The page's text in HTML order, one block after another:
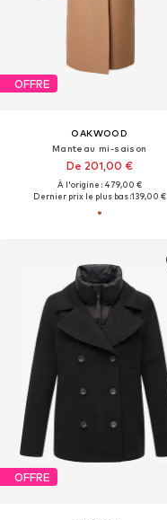
OFFRE
OAKWOOD
Manteau mi-saison
De 201,00 €
À l'origine : 479,00 €
Dernier prix le plus bas :139,00 €
OFFRE